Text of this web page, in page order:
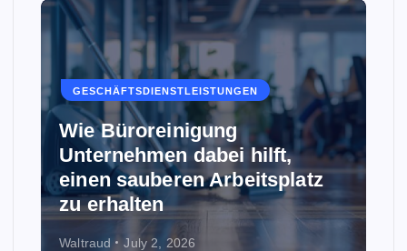
GESCHÄFTSDIENSTLEISTUNGEN
Wie Büroreinigung
Unternehmen dabei hilft,
einen sauberen Arbeitsplatz
zu erhalten
Waltraud July 2, 2026